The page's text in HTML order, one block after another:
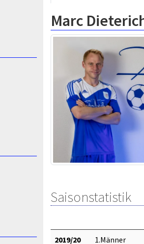
Marc
Saisonstatistik
2019/20 1.Männer